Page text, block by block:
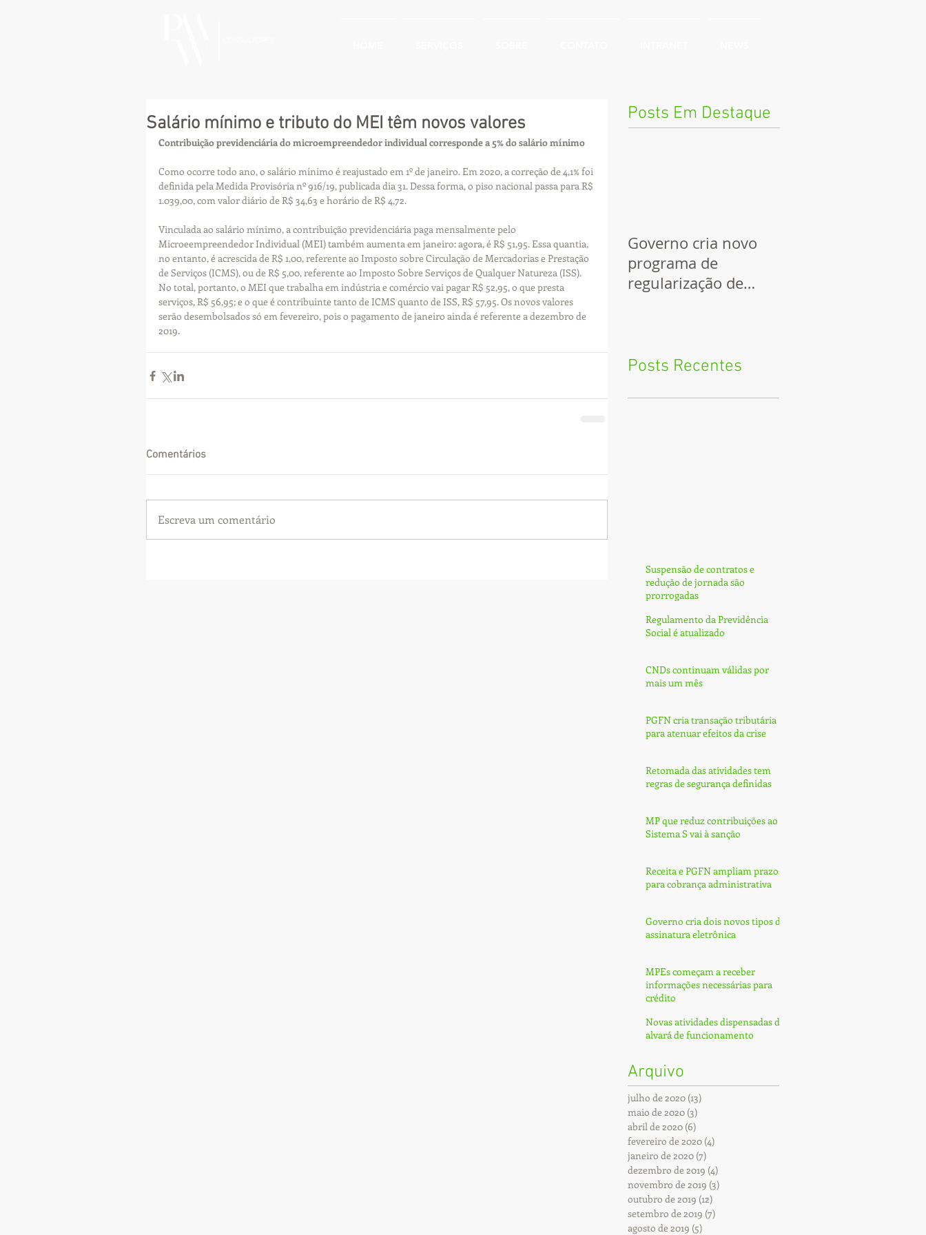
Salário mínimo e tributo do MEI têm novos valores
Contribuição previdenciária do microempreendedor individual corresponde a 5% do salário mínimo
Como ocorre todo ano, o salário mínimo é reajustado em 1º de janeiro. Em 2020, a correção de 4,1% foi
definida pela Medida Provisória nº 916/19, publicada dia 31. Dessa forma, o piso nacional passa para R$
1.039,00, com valor diário de R$ 34,63 e horário de R$ 4,72.
Vinculada ao salário mínimo, a contribuição previdenciária paga mensalmente pelo
Microeempreendedor Individual (MEI) também aumenta em janeiro: agora, é R$ 51,95. Essa quantia,
no entanto, é acrescida de R$ 1,00, referente ao Imposto sobre Circulação de Mercadorias e Prestação
de Serviços (ICMS), ou de R$ 5,00, referente ao Imposto Sobre Serviços de Qualquer Natureza (ISS).
No total, portanto, o MEI que trabalha em indústria e comércio vai pagar R$ 52,95, o que presta
serviços, R$ 56,95; e o que é contribuinte tanto de ICMS quanto de ISS, R$ 57,95. Os novos valores
serão desembolsados só em fevereiro, pois o pagamento de janeiro ainda é referente a dezembro de
2019.
Comentários
Escreva um comentário
Posts Em Destaque
Governo cria novo
programa de
regularização de
Posts Recentes
Suspensão de contratos e
redução de jornada são
prorrogadas
Regulamento da Previdência
Social é atualizado
CNDs continuam válidas por
mais um mês
PGFN cria transação tributária
para atenuar efeitos da crise
Retomada das atividades tem
regras de segurança definidas
MP que reduz contribuições ao
Sistema S vai à sanção
Receita e PGFN ampliam prazos
para cobrança administrativa
Governo cria dois novos tipos de
assinatura eletrônica
MPEs começam a receber
informações necessárias para
crédito
Novas atividades dispensadas de
alvará de funcionamento
Arquivo
julho de 2020 (13)
maio de 2020 (3)
abril de 2020 (6)
fevereiro de 2020 (4)
janeiro de 2020 (7)
dezembro de 2019 (4)
novembro de 2019 (3)
outubro de 2019 (12)
setembro de 2019 (7)
agosto de 2019 (5)